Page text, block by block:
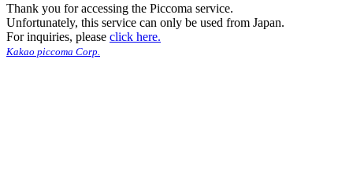
Thank you for accessing the Piccoma service.
Unfortunately, this service can only be used from Japan.
For inquiries, please click here.
Kakao piccoma Corp.